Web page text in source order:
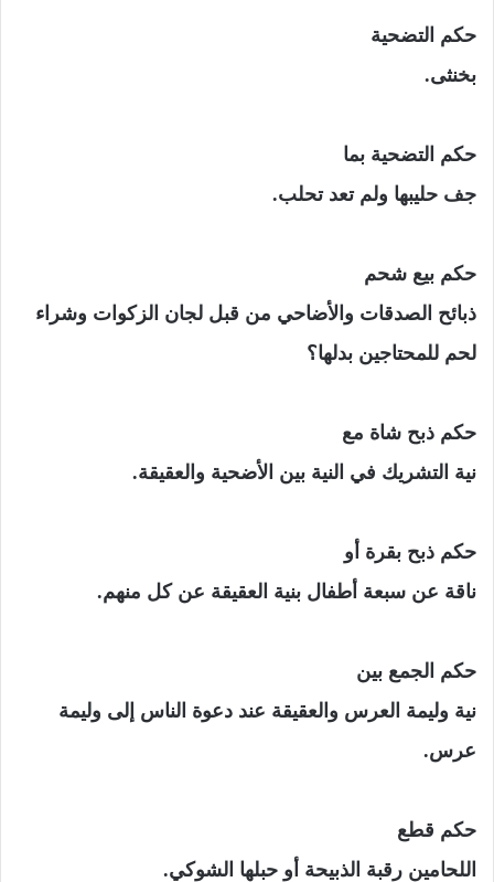
حكم التضحية
بخنثى.
حكم التضحية بما
جف حليبها ولم تعد تحلب.
حكم بيع شحم
ذبائح الصدقات والأضاحي من قبل لجان الزكوات وشراء
لحم للمحتاجين بدلها؟
حكم ذبح شاة مع
نية التشريك في النية بين الأضحية والعقيقة.
حكم ذبح بقرة أو
ناقة عن سبعة أطفال بنية العقيقة عن كل منهم.
حكم الجمع بين
نية وليمة العرس والعقيقة عند دعوة الناس إلى وليمة
عرس.
حكم قطع
اللحامين رقبة الذبيحة أو حبلها الشوكي.